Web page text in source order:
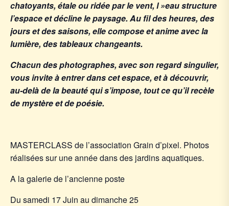
chatoyants, étale ou ridée par le vent, l »eau structure
l’espace et décline le paysage. Au fil des heures, des
jours et des saisons, elle compose et anime avec la
lumière, des tableaux changeants.
Chacun des photographes, avec son regard singulier,
vous invite à entrer dans cet espace, et à découvrir,
au-delà de la beauté qui s’impose, tout ce qu’il recèle
de mystère et de poésie.
MASTERCLASS de l’association Grain d’pixel. Photos
réalisées sur une année dans des jardins aquatiques.
A la galerie de l’ancienne poste
Du samedi 17 Juin au dimanche 25